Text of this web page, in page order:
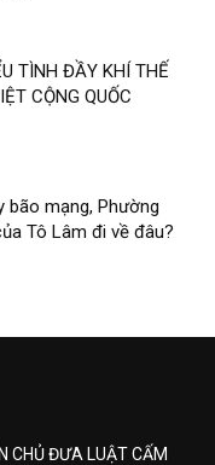
TÌNH ĐẦY KHÍ THẾ
CỘNG QUỐC
bão mạng, Phường
Tô Lâm đi về đâu?
CHỦ ĐƯA LUẬT CẤM